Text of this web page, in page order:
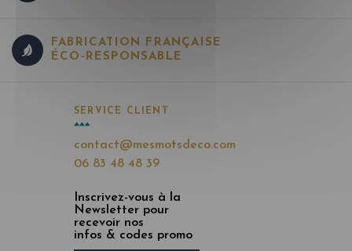
FABRICATION FRANÇAISE
ÉCO-RESPONSABLE
SERVICE CLIENT
contact@mesmotsdeco.com
06 83 48 48 39
Inscrivez-vous à la
Newsletter pour
recevoir nos
infos & codes promo